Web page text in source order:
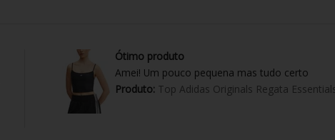
Ótimo produto
Amei! Um pouco pequena mas tudo certo
Produto: Top Adidas Originals Regata